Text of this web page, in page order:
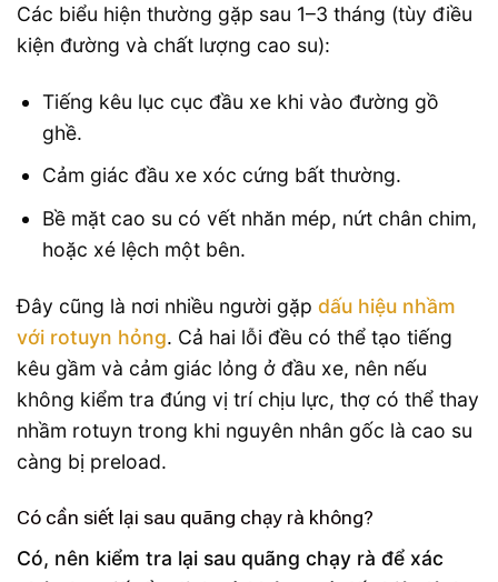
Các biểu hiện thường gặp sau 1–3 tháng (tùy điều
kiện đường và chất lượng cao su):
Tiếng kêu lục cục đầu xe khi vào đường gồ
ghề.
Cảm giác đầu xe xóc cứng bất thường.
Bề mặt cao su có vết nhăn mép, nứt chân chim,
hoặc xé lệch một bên.
Đây cũng là nơi nhiều người gặp dấu hiệu nhầm
với rotuyn hỏng. Cả hai lỗi đều có thể tạo tiếng
kêu gầm và cảm giác lỏng ở đầu xe, nên nếu
không kiểm tra đúng vị trí chịu lực, thợ có thể thay
nhầm rotuyn trong khi nguyên nhân gốc là cao su
càng bị preload.
Có cần siết lại sau quãng chạy rà không?
Có, nên kiểm tra lại sau quãng chạy rà để xác